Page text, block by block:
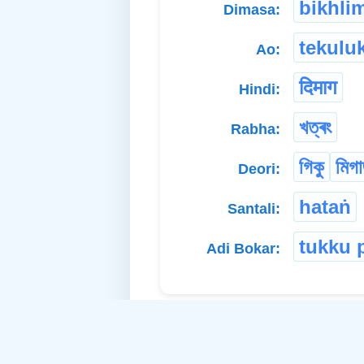
Dimasa:
Ao:
Hindi: दिमाग
Rabha: খত্ৰং
Deori: গিকু
Santali: hataṅ
Adi Bokar: tukku